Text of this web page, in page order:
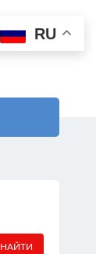
RU
НАЙТИ